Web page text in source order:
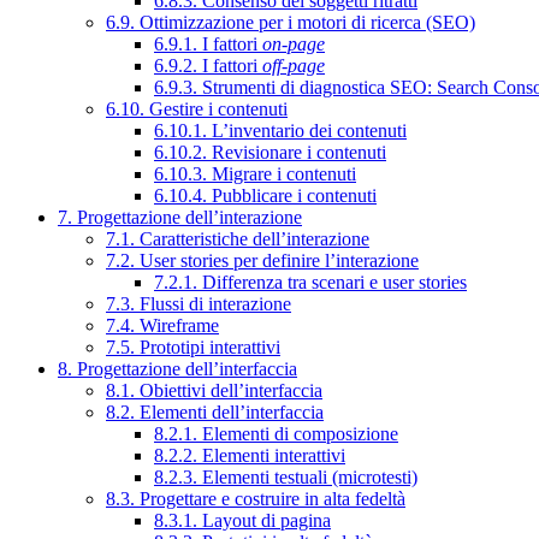
6.9. Ottimizzazione per i motori di ricerca (SEO)
6.9.1. I fattori on-page
6.9.2. I fattori off-page
6.9.3. Strumenti di diagnostica SEO: Search
6.10. Gestire i contenuti
6.10.1. L’inventario dei contenuti
6.10.2. Revisionare i contenuti
6.10.3. Migrare i contenuti
6.10.4. Pubblicare i contenuti
7. Progettazione dell’interazione
7.1. Caratteristiche dell’interazione
7.2. User stories per definire l’interazione
7.2.1. Differenza tra scenari e user stories
7.3. Flussi di interazione
7.4. Wireframe
7.5. Prototipi interattivi
8. Progettazione dell’interfaccia
8.1. Obiettivi dell’interfaccia
8.2. Elementi dell’interfaccia
8.2.1. Elementi di composizione
8.2.2. Elementi interattivi
8.2.3. Elementi testuali (microtesti)
8.3. Progettare e costruire in alta fedeltà
8.3.1. Layout di pagina